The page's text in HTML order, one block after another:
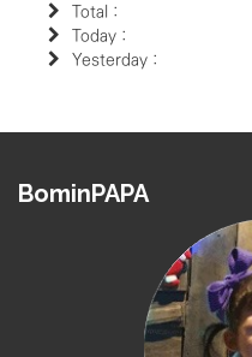
Total :
Today :
Yesterday :
BominPAPA